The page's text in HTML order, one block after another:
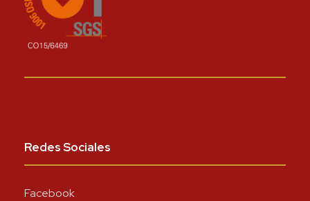
Redes Sociales
Facebook